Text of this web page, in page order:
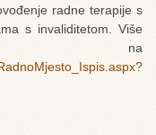
radne terapije s
s invaliditetom. Više
na